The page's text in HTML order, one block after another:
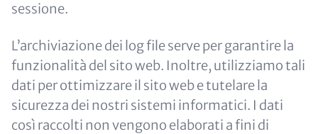
sessione.
L’archiviazione dei log file serve per garantire la
funzionalità del sito web. Inoltre, utilizziamo tali
dati per ottimizzare il sito web e tutelare la
sicurezza dei nostri sistemi informatici. I dati
così raccolti non vengono elaborati a fini di